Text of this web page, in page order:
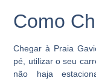
Como
Chegar à Praia
pé, utilizar o seu
não haja